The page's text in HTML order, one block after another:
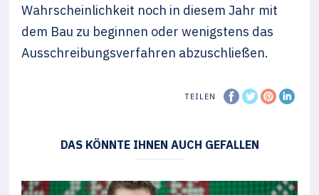
Wahrscheinlichkeit noch in diesem Jahr mit
dem Bau zu beginnen oder wenigstens das
Ausschreibungsverfahren abzuschließen.
TEILEN
DAS KÖNNTE IHNEN AUCH GEFALLEN